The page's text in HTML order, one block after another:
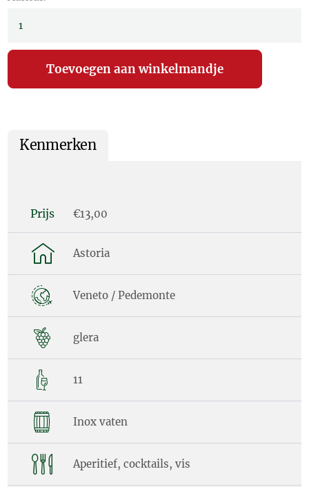
Kenmerken
Prijs €13,00
Astoria
Veneto / Pedemonte
glera
11
Inox vaten
Aperitief, cocktails, vis